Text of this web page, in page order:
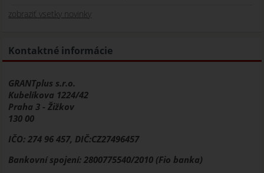
zobraziť vsetky novinky
Kontaktné informácie
GRANTplus s.r.o.
Kubelíkova 1224/42
Praha 3 - Žižkov
130 00
IČO: 274 96 457, DIČ:CZ27496457
Bankovní spojení: 2800775540/2010 (Fio banka)